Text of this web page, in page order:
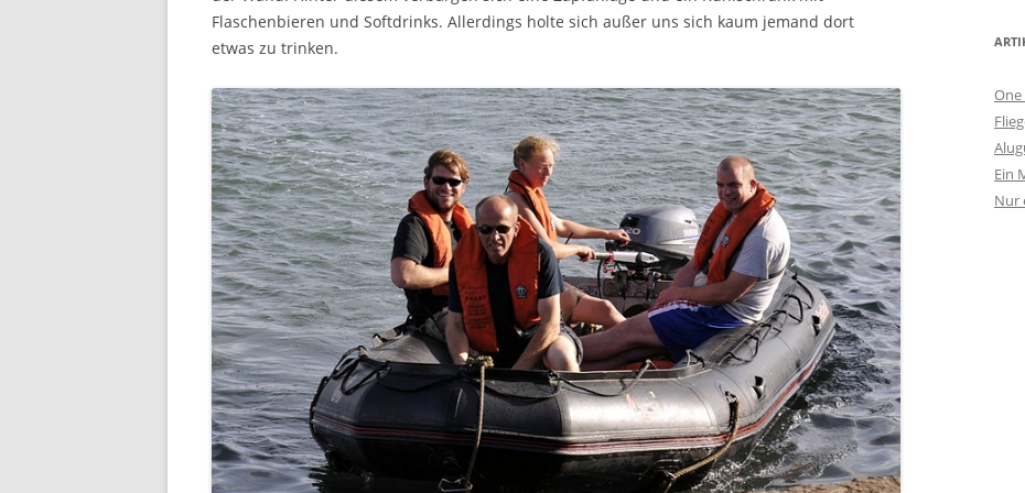
Flaschenbieren und Softdrinks. Allerdings holte sich außer uns sich kaum jemand dort
etwas zu trinken.
Ein
Nur